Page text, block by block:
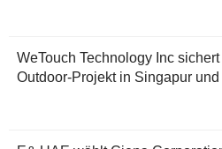
WeTouch Technology Inc
Outdoor-Projekt in Singapur